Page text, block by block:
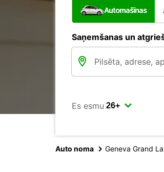
Automašīnas
Saņemšanas un
Es esmu
Auto noma Geneva Grand